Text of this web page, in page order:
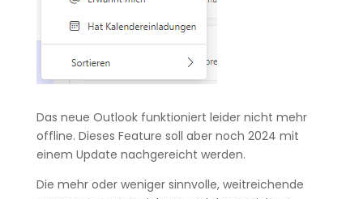
Das neue Outlook funktioniert leider nicht mehr
offline. Dieses Feature soll aber noch 2024 mit
einem Update nachgereicht werden.
Die mehr oder weniger sinnvolle, weitreichende